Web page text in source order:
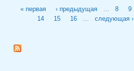
« первая ‹ предыдущая 8 9
14
15 16 следующая ›